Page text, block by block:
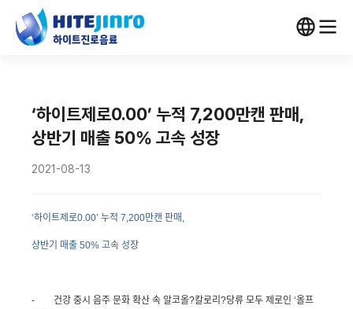
‘하이트제로0.00’ 누적 7,200만캔 판매,
상반기 매출 50% 고속 성장
2021-08-13
‘하이트제로0.00’ 누적 7,200만캔 판매 ,
상반기 매출 50% 고속 성장
-
건강 중시 음주 문화 확산 속 알코올?칼로리?당류 모두 제로인 ‘올프